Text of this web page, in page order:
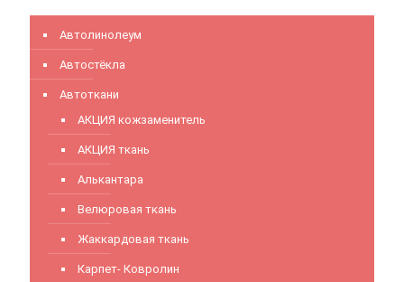
Автолинолеум
Автостёкла
Автоткани
АКЦИЯ кожзаменитель
АКЦИЯ ткань
Алькантара
Велюровая ткань
Жаккардовая ткань
Карпет- Ковролин